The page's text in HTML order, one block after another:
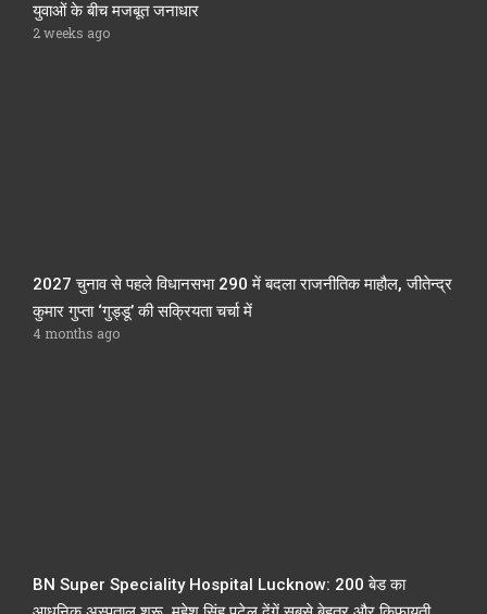
युवाओं के बीच मजबूत जनाधार
2 weeks ago
2027 चुनाव से पहले विधानसभा 290 में बदला राजनीतिक माहौल, जीतेन्द्र
कुमार गुप्ता ‘गुड्डू’ की सक्रियता चर्चा में
4 months ago
BN Super Speciality Hospital Lucknow: 200 बेड का